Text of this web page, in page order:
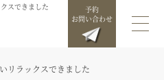
スできました
予約
お問い合わせ
リラックスできました